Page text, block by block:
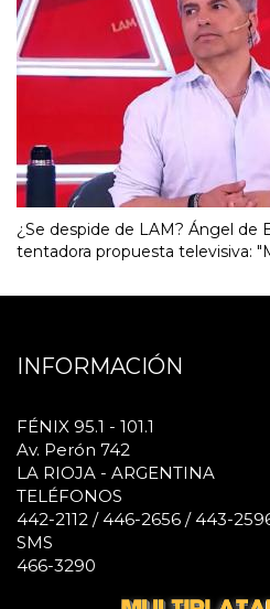
¿Se despide de LAM? Ángel de
tentadora propuesta televisiva:
INFORMACIÓN
FÉNIX 95.1 - 101.1
Av. Perón 742
LA RIOJA - ARGENTINA
TELÉFONOS
442-2112 / 446-2656 / 443-
SMS
466-3290